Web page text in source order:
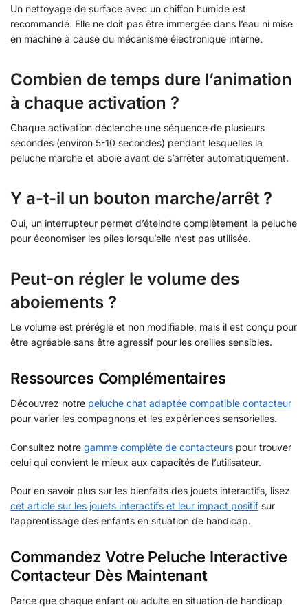
Un nettoyage de surface avec un chiffon humide est
recommandé. Elle ne doit pas être immergée dans l’eau ni mise
en machine à cause du mécanisme électronique interne.
Combien de temps dure l’animation
à chaque activation ?
Chaque activation déclenche une séquence de plusieurs
secondes (environ 5-10 secondes) pendant lesquelles la
peluche marche et aboie avant de s’arrêter automatiquement.
Y a-t-il un bouton marche/arrêt ?
Oui, un interrupteur permet d’éteindre complètement la peluche
pour économiser les piles lorsqu’elle n’est pas utilisée.
Peut-on régler le volume des
aboiements ?
Le volume est préréglé et non modifiable, mais il est conçu pour
être agréable sans être agressif pour les oreilles sensibles.
Ressources Complémentaires
Découvrez notre peluche chat adaptée compatible contacteur
pour varier les compagnons et les expériences sensorielles.
Consultez notre gamme complète de contacteurs pour trouver
celui qui convient le mieux aux capacités de l’utilisateur.
Pour en savoir plus sur les bienfaits des jouets interactifs, lisez
cet article sur les jouets interactifs et leur impact positif sur
l’apprentissage des enfants en situation de handicap.
Commandez Votre Peluche Interactive
Contacteur Dès Maintenant
Parce que chaque enfant ou adulte en situation de handicap